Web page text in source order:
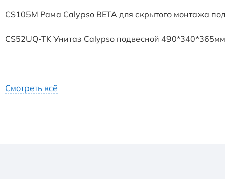
CS105M Рама Calypso BETA для скрытого монтажа
CS52UQ-TK Унитаз Calypso подвесной
Смотреть всё